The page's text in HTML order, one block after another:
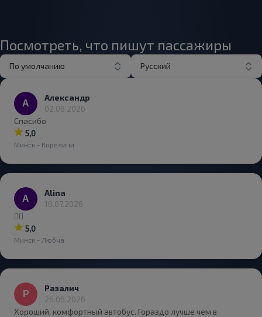
Посмотреть, что пишут пассажиры
По умолчанию Русский
Александр
02.08.2026
Спасибо
5,0
Минск - Кореличи
Alina
16.07.2026
👍🏻
5,0
Минск - Любча
Разалич
26.06.2026
Хороший, комфортный автобус. Гораздо лучше чем в